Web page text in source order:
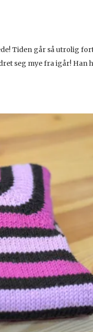
Tiden går så utrolig
seg mye fra igår! Han